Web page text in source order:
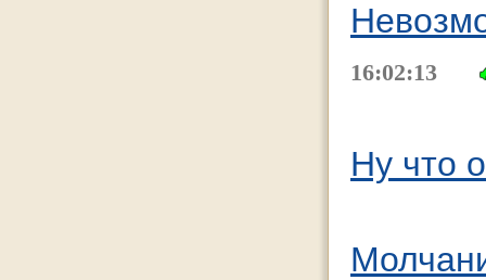
16:02:13
Ну что